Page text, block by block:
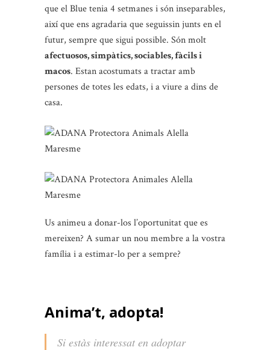
que el Blue tenia 4 setmanes i són inseparables,
així que ens agradaria que seguissin junts en el
futur, sempre que sigui possible. Són molt
afectuosos, simpàtics, sociables, fàcils i
macos. Estan acostumats a tractar amb
persones de totes les edats, i a viure a dins de
casa.
Us animeu a donar-los l’oportunitat que es
mereixen? A sumar un nou membre a la vostra
família i a estimar-lo per a sempre?
Anima’t, adopta!
Si estàs interessat en adoptar